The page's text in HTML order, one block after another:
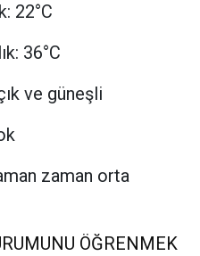
36°C
ve güneşli
zaman orta
ÖĞRENMEK